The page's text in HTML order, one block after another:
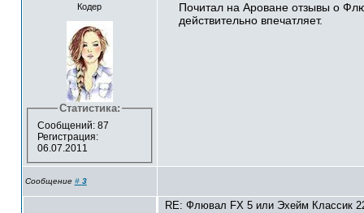
Кодер
Статистика:
Сообщений: 87
Регистрация:
06.07.2011
Почитал на Ароване отзывы о
действительно впечатляет.
Сообщение # 3
RE: Флювал FX 5 или Эхейм Классик